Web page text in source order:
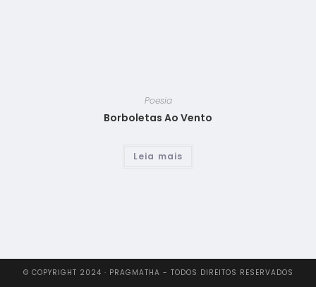
Poesia
Borboletas Ao Vento
Leia mais
© COPYRIGHT 2024 · PRAGMATHA - TODOS DIREITOS RESERVADOS